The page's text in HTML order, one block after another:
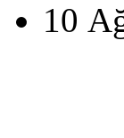
10